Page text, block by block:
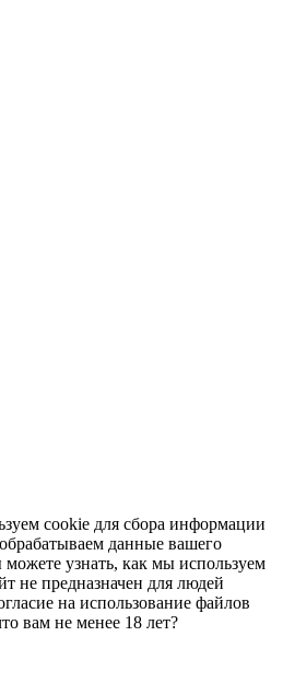
cookie для сбора информации
данные вашего
можете узнать, как мы используем
не предназначен для людей
на использование файлов
вам не менее 18 лет?